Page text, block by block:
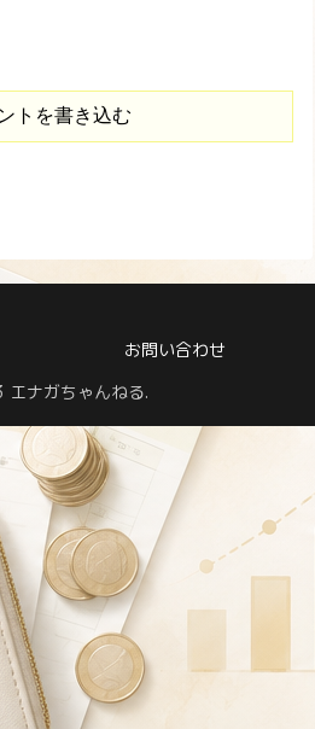
トを書き込む
お問い合わせ
ナガちゃんねる.